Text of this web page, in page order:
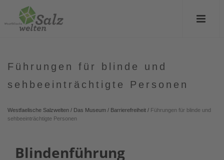
Führungen für blinde und
sehbeeinträchtigte Personen
Westfaelische Salzwelten / Das Museum / Barrierefreiheit / Führungen für blinde und
sehbeeinträchtigte Personen
Blindenführung